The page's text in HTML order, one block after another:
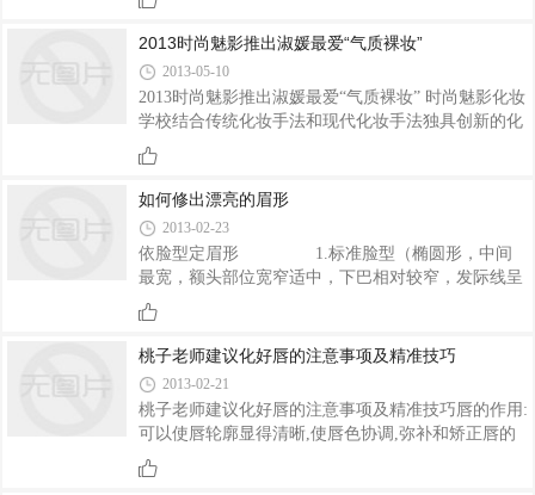
让妆容千变万化的点睛之笔，尽情发挥你的想象力
吧。 美妆潮流趋势1彩色贴片 流行趋势：这一季，下
眼线不但色彩生动、画法各异，还衍生出各种材质。
彩色贴片、贴布质地、金属质感……很具风格感和戏
剧性。出其不意的下眼线，让你即使只画个裸妆也能
成为焦点。打造技巧：弱化眼妆/ 断点式的贴布质地
下眼线已经足够吸引眼球了，建议你不要再使用有颜
2013时尚魅影推出淑媛最爱“气质裸妆”
2013-05-10
2013时尚魅影推出淑媛最爱“气质裸妆” 时尚魅影化妆
学校结合传统化妆手法和现代化妆手法独具创新的化
妆概念，它是利用黑白灰的原理，结合独特的化妆新
技术，根据人物自身特点进行扬长避短的修饰和点
缀，是妆面立体，真实，隐形无痕，达到自然，健
康，协调的效果，成为容貌和精神的凝冻，而不是喧
宾夺主“妆面夺人面”不仅让不漂亮的五官漂亮起来，
还会让漂亮的五官立体气质起来，特别适合力做社会
名媛的女士或清
如何修出漂亮的眉形
2013-02-23
依脸型定眉形 1.标准脸型（椭圆形，中间
最宽，额头部位宽窄适中，下巴相对较窄，发际线呈
弧形） 搭配标准眉形，眉头与内眼角垂直，眉头
眉尾在一条水平线上，眉峰在眉毛的2/3处。 2.
圆形脸型（中间最宽，上下两区大致相等，发际线呈
圆形） 给人感觉圆润、亲切、可爱，适合上扬
眉，眉头眉尾不在一条水平线上，眉尾高于眉
头。 3.方形脸型（上、中、下三个区域大致同
宽，发际线呈水平，额线呈方形，额角较宽） 高
挑柔和的眉形，可以令脸形拉长，缓和方形脸过于刚
桃子老师建议化好唇的注意事项及精准技巧
2013-02-21
桃子老师建议化好唇的注意事项及精准技巧唇的作用:
可以使唇轮廓显得清晰,使唇色协调,弥补和矫正唇的
不足,强调妆型特点和个性注意事项:1.唇线的颜色要
深于唇膏的颜色,同色系的唇线颜色要深2.唇的边缘要